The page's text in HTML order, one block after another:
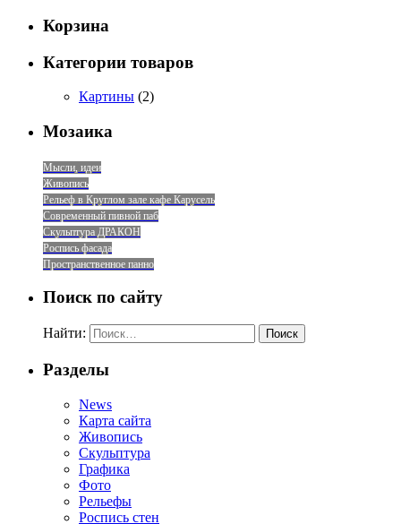
Корзина
Категории товаров
Картины (2)
Мозаика
Мысли, идеи
Живопись
Рельеф в Круглом зале кафе Карусель
Современный пивной паб
Скульптура ДРАКОН
Роспись фасада
Пространственное панно
Поиск по сайту
Найти:
Разделы
News
Карта сайта
Живопись
Скульптура
Графика
Фото
Рельефы
Роспись стен